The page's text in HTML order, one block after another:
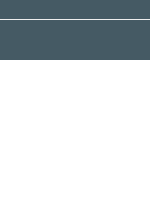
Göttingen